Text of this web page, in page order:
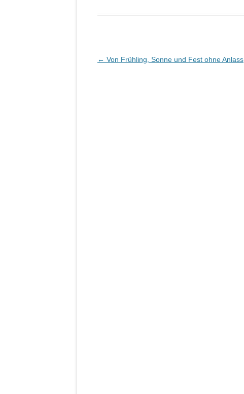
Artikel-Navigation
← Von Frühling, Sonne und Fest ohne Anlass